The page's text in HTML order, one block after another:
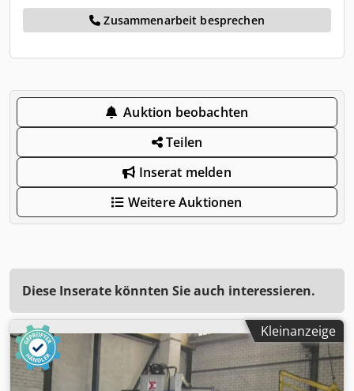
Zusammenarbeit besprechen
Auktion beobachten
Teilen
Inserat melden
Weitere Auktionen
Diese Inserate könnten Sie auch interessieren.
Kleinanzeige